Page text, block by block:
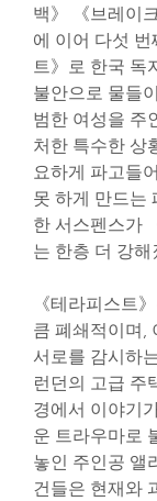
백》 《브레이
에 이어 다섯
트》로 한국 독
불안으로 물들
범한 여성을 주
처한 특수한 상
요하게 파고들
못 하게 만드는
한 서스펜스가
는 한층 더 강해
《테라피스트
큼 폐쇄적이며,
서로를 감시하
런던의 고급 주
경에서 이야기
운 트라우마로
놓인 주인공 앨
건들은 현재와